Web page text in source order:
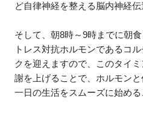
ど自律神経を整える脳内神経
そして、朝8時～9時までに朝
トレス対抗ホルモンであるコ
クを迎えますので、このタイ
謝を上げることで、ホルモンと
一日の生活をスムーズに始める